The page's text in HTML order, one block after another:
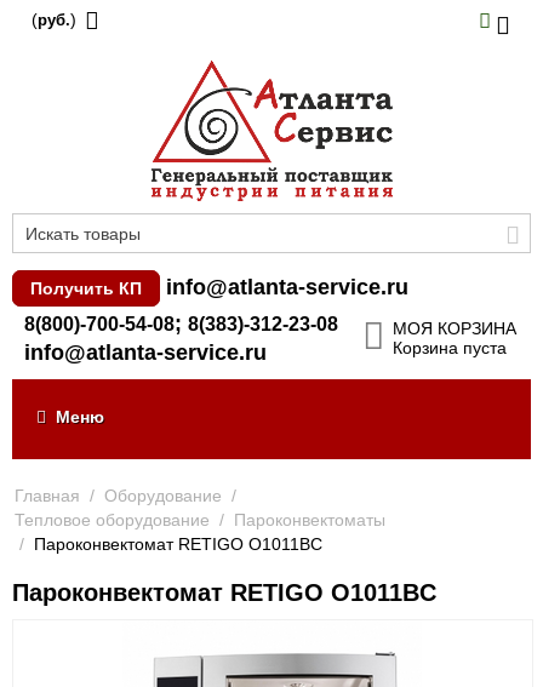
(руб.)
Получить КП info@atlanta-service.ru
8(800)-700-54-08; 8(383)-312-23-08
info@atlanta-service.ru
МОЯ КОРЗИНА
Корзина пуста
Меню
Главная / Оборудование /
Тепловое оборудование / Пароконвектоматы
/ Пароконвектомат RETIGO O1011BC
Пароконвектомат RETIGO O1011BC